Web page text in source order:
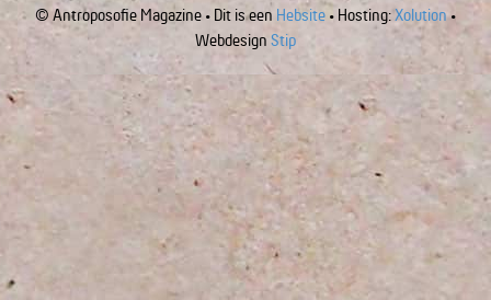
© Antroposofie Magazine • Dit is een Hebsite • Hosting:Xolution•
Webdesign Stip